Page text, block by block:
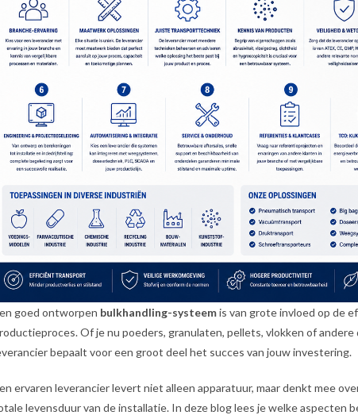
goed ontworpen bulkhandling-systeemis van grote invloed op de
Of je nu poeders, granulaten, pellets, vlokken of
bepaalt voor een groot deel het succes van jouw investering.
ervaren leverancier levert niet alleen apparatuur, maar denkt mee
levensduur van de installatie. In deze blog lees je welke aspecten